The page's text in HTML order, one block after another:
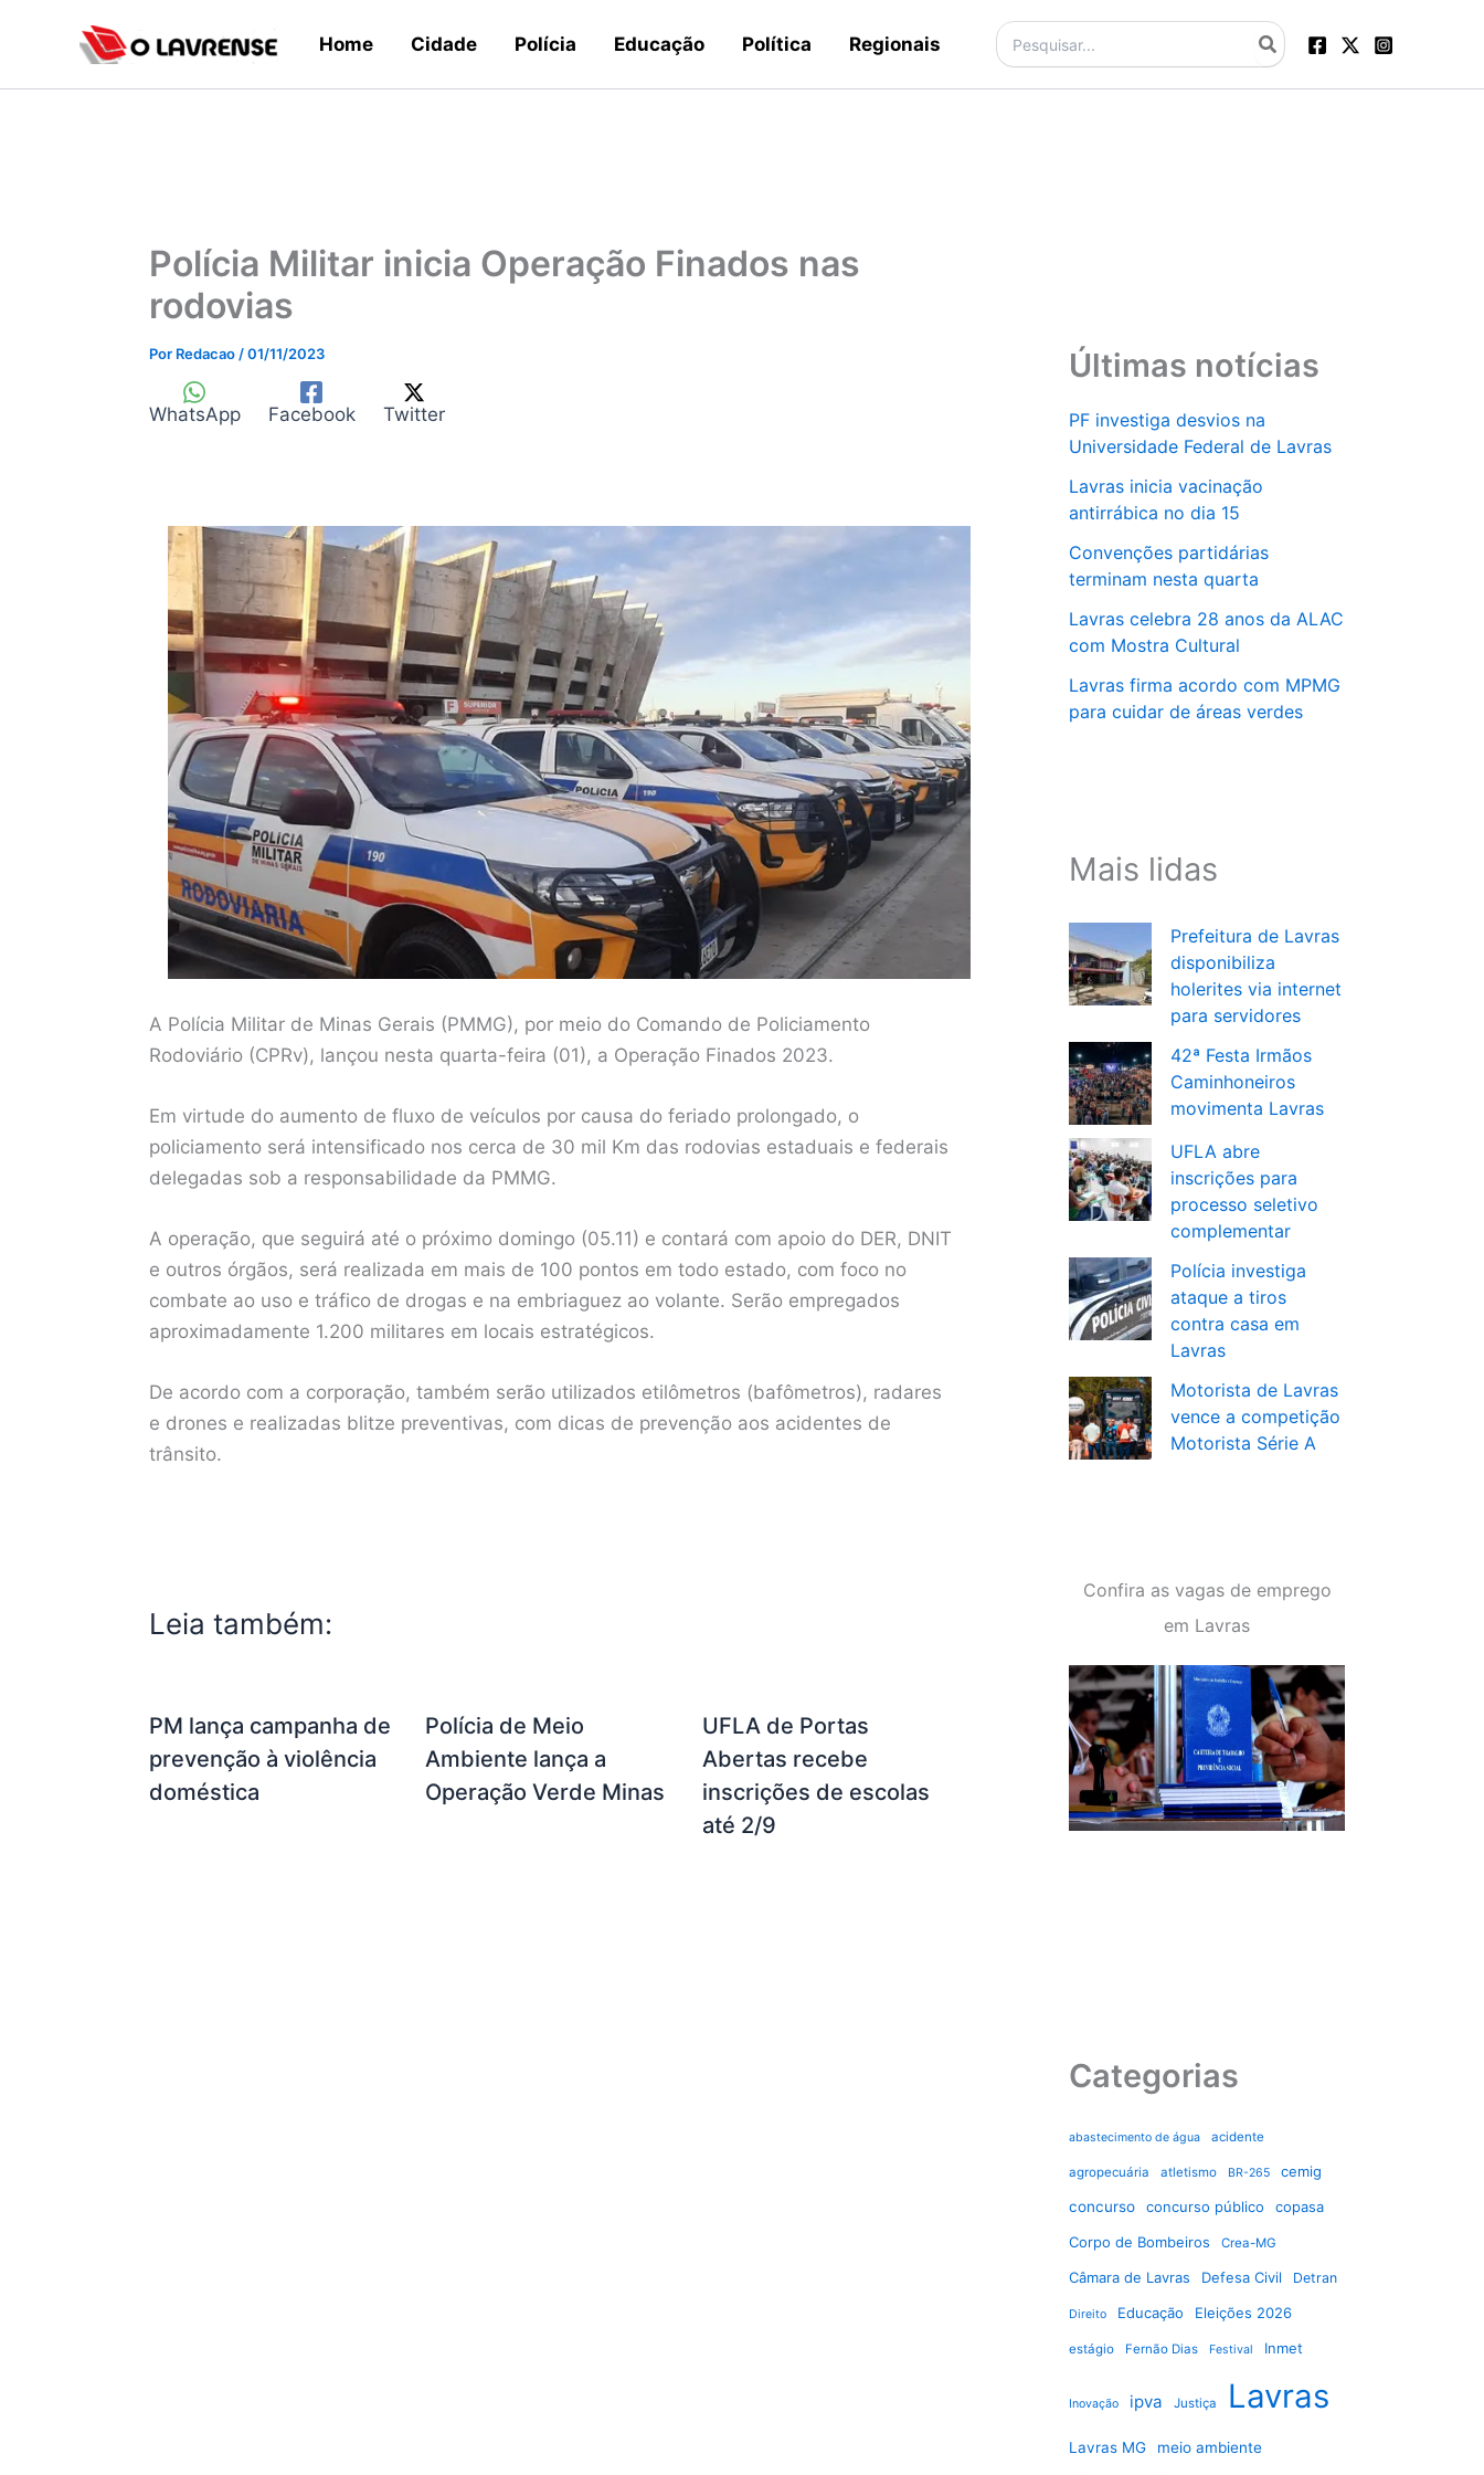
Home Cidade Polícia Educação Política Regionais
Procurar:
Polícia Militar inicia Operação Finados nas
rodovias
Por Redacao /01/11/2023
WhatsApp Facebook Twitter
A Polícia Militar de Minas Gerais (PMMG), por meio do Comando de Policiamento
Rodoviário (CPRv), lançou nesta quarta-feira (01), a Operação Finados 2023.
Em virtude do aumento de fluxo de veículos por causa do feriado prolongado, o
policiamento será intensificado nos cerca de 30 mil Km das rodovias estaduais e federais
delegadas sob a responsabilidade da PMMG.
A operação, que seguirá até o próximo domingo (05.11) e contará com apoio do DER, DNIT
e outros órgãos, será realizada em mais de 100 pontos em todo estado, com foco no
combate ao uso e tráfico de drogas e na embriaguez ao volante. Serão empregados
aproximadamente 1.200 militares em locais estratégicos.
De acordo com a corporação, também serão utilizados etilômetros (bafômetros), radares
e drones e realizadas blitze preventivas, com dicas de prevenção aos acidentes de
trânsito.
Leia também:
PM lança campanha de
prevenção à violência
doméstica
Polícia de Meio
Ambiente lança a
Operação Verde Minas
UFLA de Portas
Abertas recebe
inscrições de escolas
até 2/9
Últimas notícias
PF investiga desvios na
Universidade Federal de Lavras
Lavras inicia vacinação
antirrábica no dia 15
Convenções partidárias
terminam nesta quarta
Lavras celebra 28 anos da ALAC
com Mostra Cultural
Lavras firma acordo com MPMG
para cuidar de áreas verdes
Mais lidas
Prefeitura de Lavras
disponibiliza
holerites via internet
para servidores
42ª Festa Irmãos
Caminhoneiros
movimenta Lavras
UFLA abre
inscrições para
processo seletivo
complementar
Polícia investiga
ataque a tiros
contra casa em
Lavras
Motorista de Lavras
vence a competição
Motorista Série A
Confira as vagas de emprego
em Lavras
Categorias
abastecimento de água acidente
agropecuária atletismo BR-265
cemig
concurso
concurso público
copasa
Corpo de Bombeiros
Crea-MG
Câmara de Lavras Defesa Civil Detran
Direito Educação Eleições 2026
estágio Fernão Dias Festival Inmet
Inovação ipva Justiça Lavras
Lavras MG meio ambiente